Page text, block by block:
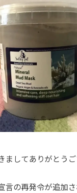
ましてありがとう
言の再発令が追加